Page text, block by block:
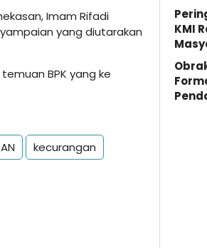
Imam Rifadi
yang diutarakan
BPK yang ke
kecurangan
KMI